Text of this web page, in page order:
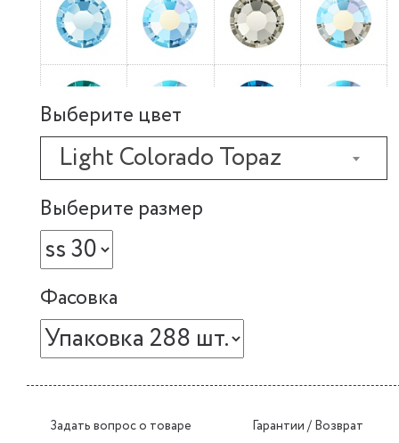
Выберите цвет
Light Colorado Topaz
Выберите размер
Фасовка
Задать вопрос о товаре Гарантии / Возврат